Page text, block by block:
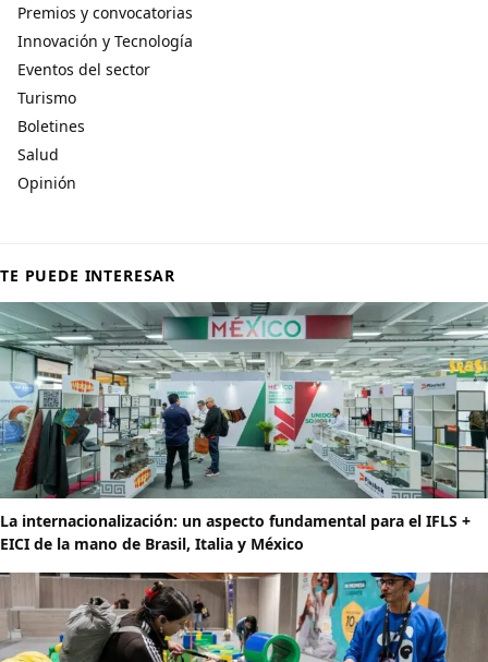
Premios y convocatorias
Innovación y Tecnología
Eventos del sector
Turismo
Boletines
Salud
Opinión
TE PUEDE INTERESAR
La internacionalización: un aspecto fundamental para el IFLS +
EICI de la mano de Brasil, Italia y México